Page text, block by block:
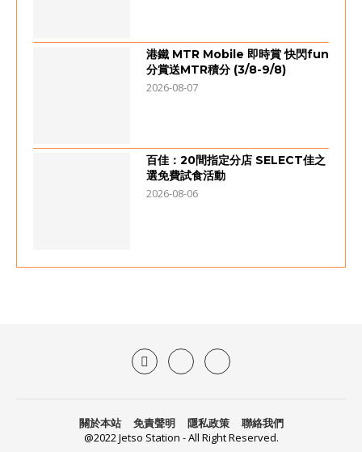
港鐵 MTR Mobile 即時賞 快閃fun
分賞送MTR積分 (3/8-9/8)
2026-08-07
百佳：20間指定分店 SELECT佳之
選免費試食活動
2026-08-06
關於本站 免責聲明 隱私政策
聯絡我們
@2022 Jetso Station - All Right Reserved.